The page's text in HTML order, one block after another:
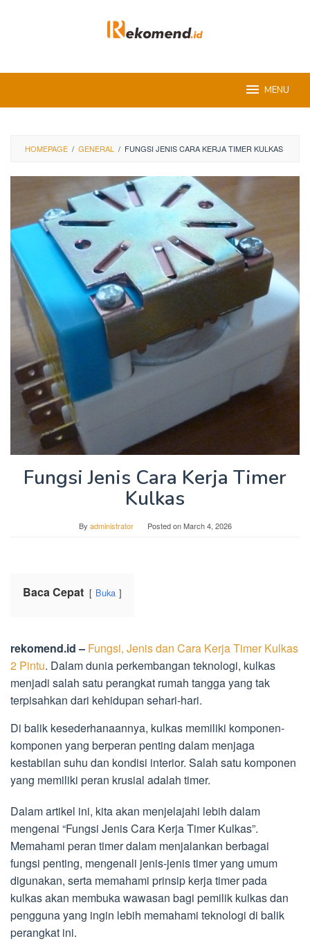
MENU
HOMEPAGE / GENERAL / FUNGSI JENIS CARA KERJA TIMER KULKAS
Fungsi Jenis Cara Kerja Timer
Kulkas
By administrator Posted onMarch 4, 2026
Baca Cepat Buka
rekomend.id – Fungsi, Jenis dan Cara Kerja Timer Kulkas
2 Pintu. Dalam dunia perkembangan teknologi, kulkas
menjadi salah satu perangkat rumah tangga yang tak
terpisahkan dari kehidupan sehari-hari.
Di balik kesederhanaannya, kulkas memiliki komponen-
komponen yang berperan penting dalam menjaga
kestabilan suhu dan kondisi interior. Salah satu komponen
yang memiliki peran krusial adalah timer.
Dalam artikel ini, kita akan menjelajahi lebih dalam
mengenai “Fungsi Jenis Cara Kerja Timer Kulkas”.
Memahami peran timer dalam menjalankan berbagai
fungsi penting, mengenali jenis-jenis timer yang umum
digunakan, serta memahami prinsip kerja timer pada
kulkas akan membuka wawasan bagi pemilik kulkas dan
pengguna yang ingin lebih memahami teknologi di balik
perangkat ini.